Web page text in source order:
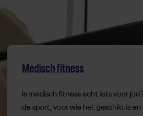
Medisch fitness
Is medisch fitness echt iets voor
de sport, voor wie het geschikt is en